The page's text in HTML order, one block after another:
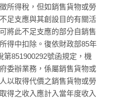
所得稅，但如銷售貨物或勞
足支應與其創設目的有關活
將此不足支應的部分自銷售
得中扣除。復依財政部85年
第851900292號函規定，機
委辦業務，係屬銷售貨物或
以取得代價之銷售貨物或勞
得之收入應計入當年度收入